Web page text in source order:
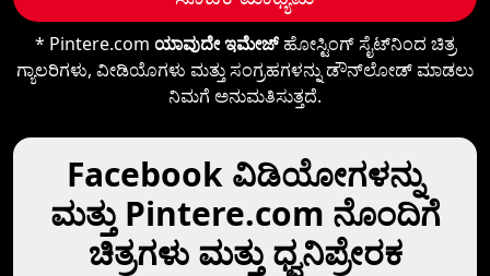
* Pintere.com ಯಾವುದೇ ಇಮೇಜ್ಹೋಸ್ಟಿಂಗ್ ಸೈಟ್‌ನಿಂದ ಚಿತ್ರ
ಗ್ಯಾಲರಿಗಳು, ವೀಡಿಯೊಗಳು ಮತ್ತು ಸಂಗ್ರಹಗಳನ್ನು ಡೌನ್‌ಲೋಡ್ ಮಾಡಲು
ನಿಮಗೆ ಅನುಮತಿಸುತ್ತದೆ.
Facebook ವಿಡಿಯೋಗಳನ್ನು
ಮತ್ತು Pintere.com ನೊಂದಿಗೆ
ಚಿತ್ರಗಳು ಮತ್ತು ಧ್ವನಿಪ್ರೇರಕ